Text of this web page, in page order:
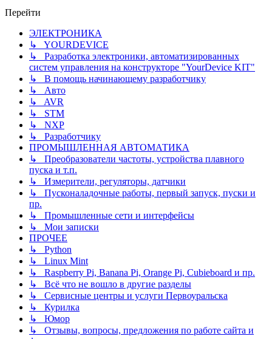
Перейти
ЭЛЕКТРОНИКА
↳ YOURDEVICE
↳ Разработка электроники, автоматизированных
систем управления на конструкторе "YourDevice KIT"
↳ В помощь начинающему разработчику
↳ Авто
↳ AVR
↳ STM
↳ NXP
↳ Разработчику
ПРОМЫШЛЕННАЯ АВТОМАТИКА
↳ Преобразователи частоты, устройства плавного
пуска и т.п.
↳ Измерители, регуляторы, датчики
↳ Пусконаладочные работы, первый запуск, пуски и
пр.
↳ Промышленные сети и интерфейсы
↳ Мои записки
ПРОЧЕЕ
↳ Python
↳ Linux Mint
↳ Raspberry Pi, Banana Pi, Orange Pi, Cubieboard и пр.
↳ Всё что не вошло в другие разделы
↳ Сервисные центры и услуги Первоуральска
↳ Курилка
↳ Юмор
↳ Отзывы, вопросы, предложения по работе сайта и